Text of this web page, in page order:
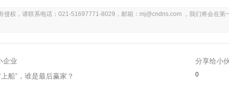
侵权，请联系电话：021-51697771-8029，邮箱：mj@cndns.com ，我们将会在第
企业
船”，谁是最后赢家？
分享给小
0